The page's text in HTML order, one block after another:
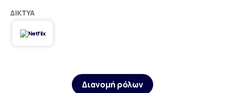
ΔΊΚΤΥΑ
Διανομή ρόλων